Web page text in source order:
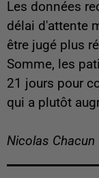
Les données
délai d'attente
être jugé plus
Somme, les
21 jours pour
qui a plutôt
Nicolas Chacun